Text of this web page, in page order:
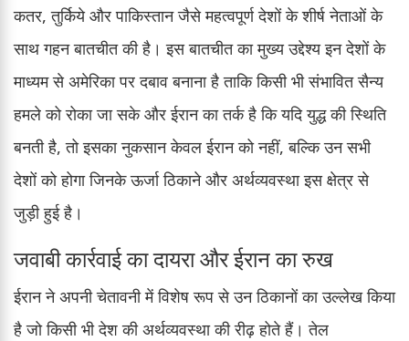
कतर, तुर्किये और पाकिस्तान जैसे महत्वपूर्ण देशों के शीर्ष नेताओं के
साथ गहन बातचीत की है। इस बातचीत का मुख्य उद्देश्य इन देशों के
माध्यम से अमेरिका पर दबाव बनाना है ताकि किसी भी संभावित सैन्य
हमले को रोका जा सके और ईरान का तर्क है कि यदि युद्ध की स्थिति
बनती है, तो इसका नुकसान केवल ईरान को नहीं, बल्कि उन सभी
देशों को होगा जिनके ऊर्जा ठिकाने और अर्थव्यवस्था इस क्षेत्र से
जुड़ी हुई है।
जवाबी कार्रवाई का दायरा और ईरान का रुख
ईरान ने अपनी चेतावनी में विशेष रूप से उन ठिकानों का उल्लेख किया
है जो किसी भी देश की अर्थव्यवस्था की रीढ़ होते हैं। तेल